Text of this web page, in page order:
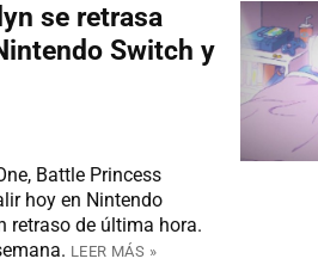
se retrasa
Switch y
Battle Princess
hoy en Nintendo
retraso de última hora.
LEER MÁS »